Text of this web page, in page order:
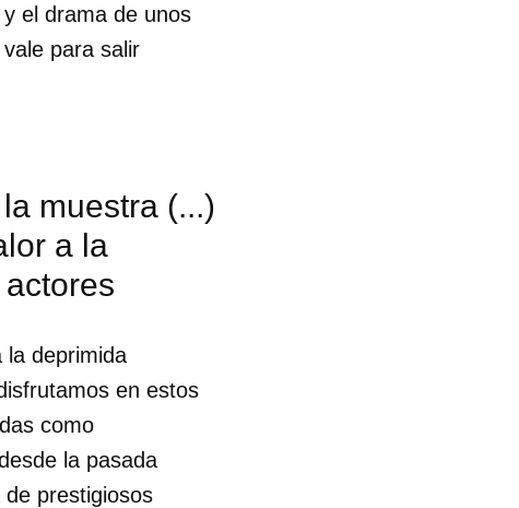
el drama de unos
para salir
muestra (...)
a la
la deprimida
en estos
como
la pasada
prestigiosos